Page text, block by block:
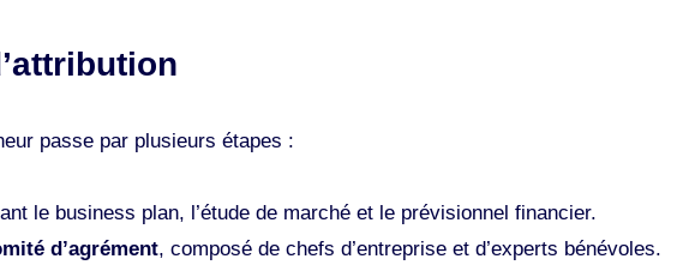
passe par plusieurs étapes :
le business plan, l’étude de marché et le prévisionnel financier.
d’agrément, composé de chefs d’entreprise et d’experts bénévoles.